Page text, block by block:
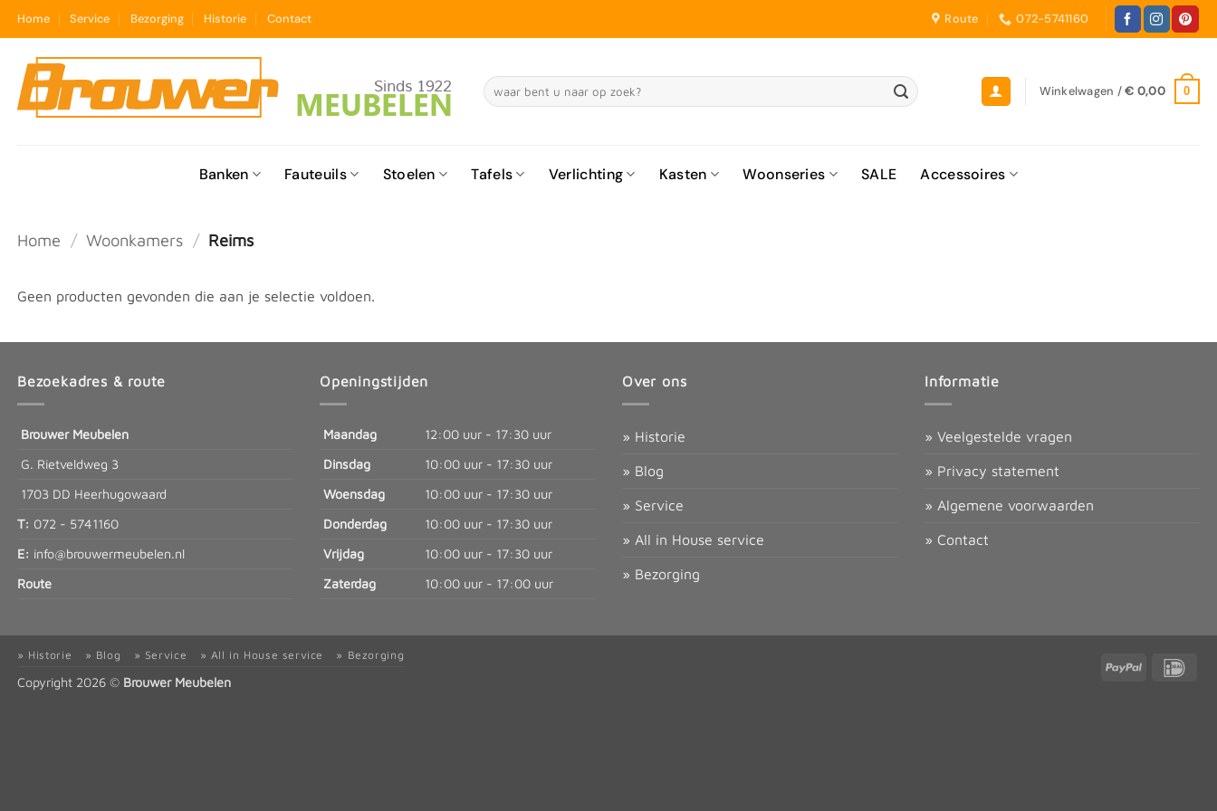
inhoud
Home Service Bezorging Historie Contact Route 072-5741160
Zoeken
naar:
Winkelwagen /€ 0,00 0
Banken Fauteuils Stoelen Tafels Verlichting Kasten Woonseries SALE Accessoires
Home / Woonkamers / Reims
Geen producten gevonden die aan je selectie voldoen.
Bezoekadres & route
Brouwer Meubelen
G. Rietveldweg 3
1703 DD Heerhugowaard
T: 072 - 5741160
E: info@brouwermeubelen.nl
Route
Openingstijden
Maandag
12:00 uur - 17:30 uur
Dinsdag
10:00 uur - 17:30 uur
Woensdag
10:00 uur - 17:30 uur
Donderdag
10:00 uur - 17:30 uur
Vrijdag
10:00 uur - 17:30 uur
Zaterdag
10:00 uur - 17:00 uur
Over ons
» Historie
» Blog
» Service
» All in House service
» Bezorging
Informatie
» Veelgestelde vragen
» Privacy statement
» Algemene voorwaarden
» Contact
PayPal
» Historie » Blog » Service » All in House service » Bezorging
Copyright 2026 © Brouwer Meubelen